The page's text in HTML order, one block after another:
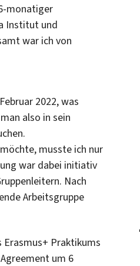
monatiger
Institut und
war ich von
2022, was
also in sein
musste ich nur
war dabei initiativ
Nach
Arbeitsgruppe
Praktikums
um 6